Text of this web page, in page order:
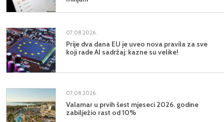
07.08.2026.
Prije dva dana EU je uveo nova pravila za sve
koji rade AI sadržaj: kazne su velike!
07.08.2026.
Valamar u prvih šest mjeseci 2026. godine
zabilježio rast od 10%